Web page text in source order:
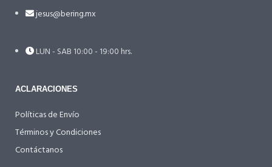
jesus@bering.mx
LUN - SAB 10:00 - 19:00 hrs.
ACLARACIONES
Políticas de Envío
Términos y Condiciones
Contáctanos